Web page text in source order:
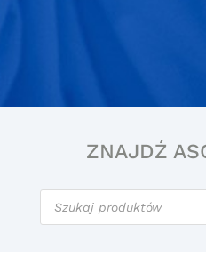
ZNAJDŹ
Wyszukiwarka
produktów